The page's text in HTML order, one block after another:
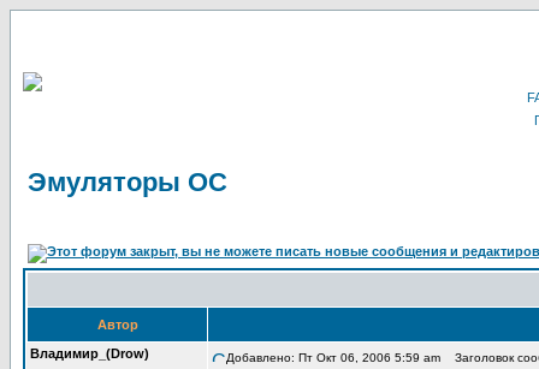
Эмуляторы ОС
Автор
Владимир_(Drow)
Добавлено: Пт Окт 06, 2006 5:59 am Заголовок